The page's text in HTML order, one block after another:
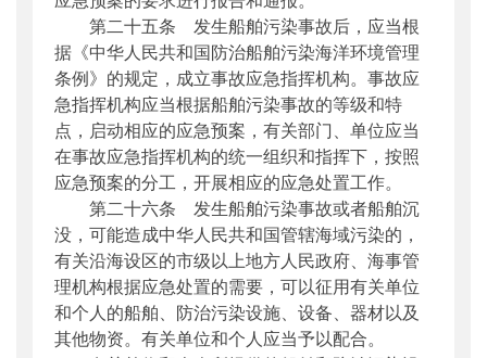
第二十五条 发生船舶污染事故后，应当根
据《中华人民共和国防治船舶污染海洋环境管理
条例》的规定，成立事故应急指挥机构。事故应
急指挥机构应当根据船舶污染事故的等级和特
点，启动相应的应急预案，有关部门、单位应当
在事故应急指挥机构的统一组织和指挥下，按照
应急预案的分工，开展相应的应急处置工作。
第二十六条 发生船舶污染事故或者船舶沉
没，可能造成中华人民共和国管辖海域污染的，
有关沿海设区的市级以上地方人民政府、海事管
理机构根据应急处置的需要，可以征用有关单位
和个人的船舶、防治污染设施、设备、器材以及
其他物资。有关单位和个人应当予以配合。